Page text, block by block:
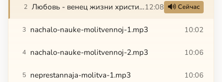
2 Любовь - венец жизни христианской12:08 Сейчас
3 nachalo-nauke-molitvennoj-1.mp3 10:02
4 nachalo-nauke-molitvennoj-2.mp3 10:06
5 neprestannaja-molitva-1.mp3 10:06